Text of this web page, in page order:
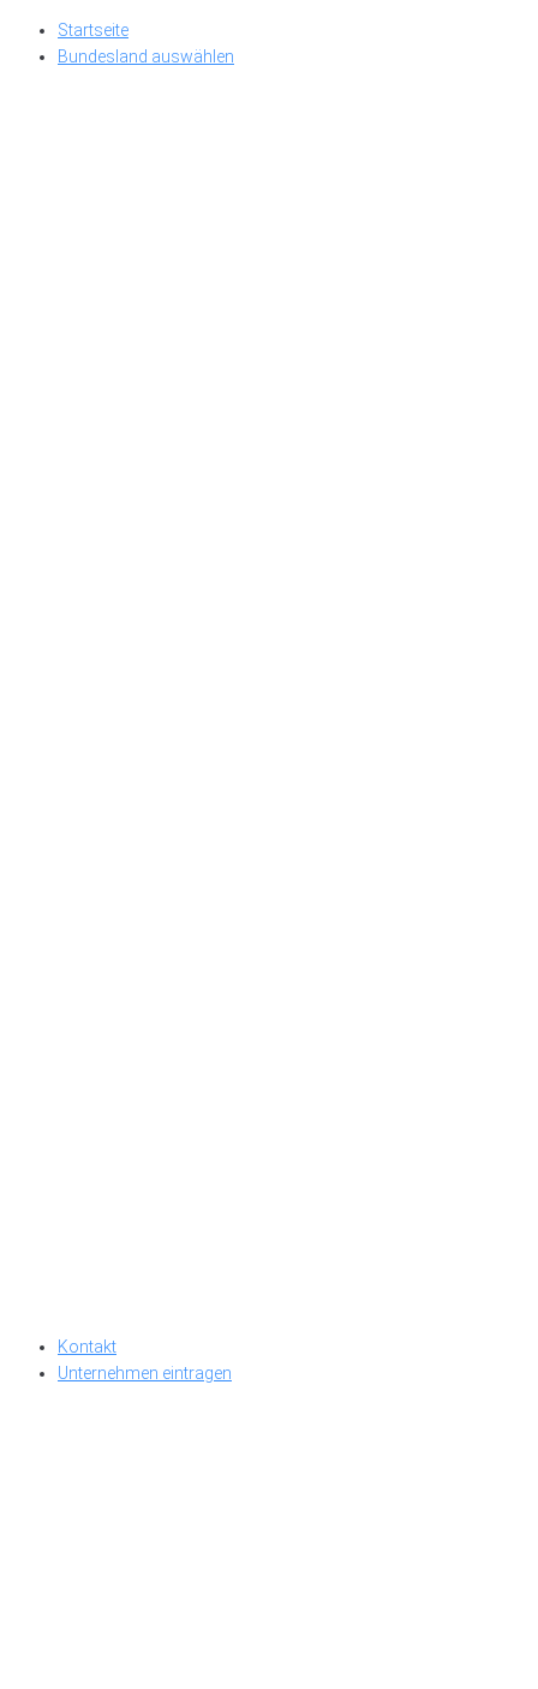
Skip
Startseite
Bundesland auswählen
Kontakt
Unternehmen eintragen